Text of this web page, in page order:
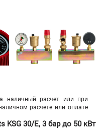
наличный расчет или при
расчете или оплате
KSG 30/E, 3 бар до 50 кВт